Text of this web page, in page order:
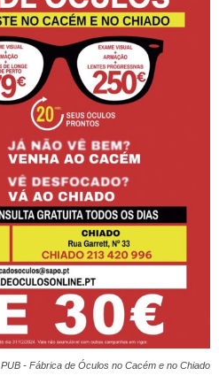
PUB - Fábrica de Óculos no Cacém e no Chiado